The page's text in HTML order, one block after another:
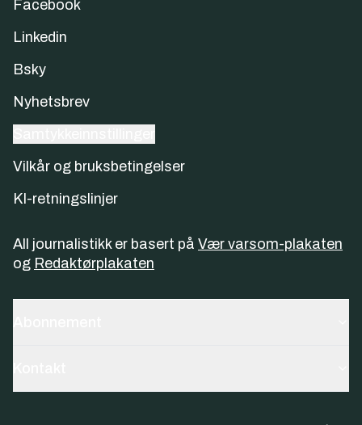
Facebook
Linkedin
Bsky
Nyhetsbrev
Vilkår og bruksbetingelser
KI-retningslinjer
All journalistikk er basert på Vær varsom-plakaten
og Redaktørplakaten